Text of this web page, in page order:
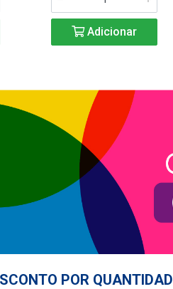
Adicionar
POR